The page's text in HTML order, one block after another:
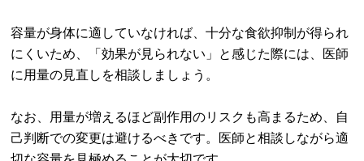
容量が身体に適していなければ、十分な食欲抑制が得られ
にくいため、「効果が見られない」と感じた際には、医師
に用量の見直しを相談しましょう。
なお、用量が増えるほど副作用のリスクも高まるため、自
己判断での変更は避けるべきです。医師と相談しながら適